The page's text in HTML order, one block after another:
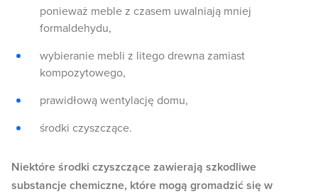
ponieważ meble z czasem uwalniają mniej
formaldehydu,
wybieranie mebli z litego drewna zamiast
kompozytowego,
prawidłową wentylację domu,
środki czyszczące.
Niektóre środki czyszczące zawierają szkodliwe
substancje chemiczne, które mogą gromadzić się w